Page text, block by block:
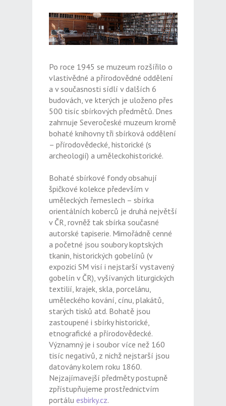
Po roce 1945 se muzeum rozšířilo o
vlastivědné a přírodovědné oddělení
a v současnosti sídlí v dalších 6
budovách, ve kterých je uloženo přes
500 tisíc sbírkových předmětů. Dnes
zahrnuje Severočeské muzeum kromě
bohaté knihovny tři sbírková oddělení
– přírodovědecké, historické (s
archeologií) a uměleckohistorické.
Bohaté sbírkové fondy obsahují
špičkové kolekce především v
uměleckých řemeslech – sbírka
orientálních koberců je druhá největší
v ČR, rovněž tak sbírka současné
autorské tapiserie. Mimořádně cenné
a početné jsou soubory koptských
tkanin, historických gobelínů (v
expozici SM visí i nejstarší vystavený
gobelín v ČR), vyšívaných liturgických
textilií, krajek, skla, porcelánu,
uměleckého kování, cínu, plakátů,
starých tisků atd. Bohatě jsou
zastoupené i sbírky historické,
etnografické a přírodovědecké.
Významný je i soubor více než 160
tisíc negativů, z nichž nejstarší jsou
datovány kolem roku 1860.
Nejzajímavejší předměty postupně
zpřístupňujeme prostřednictvím
portálu esbirky.cz.